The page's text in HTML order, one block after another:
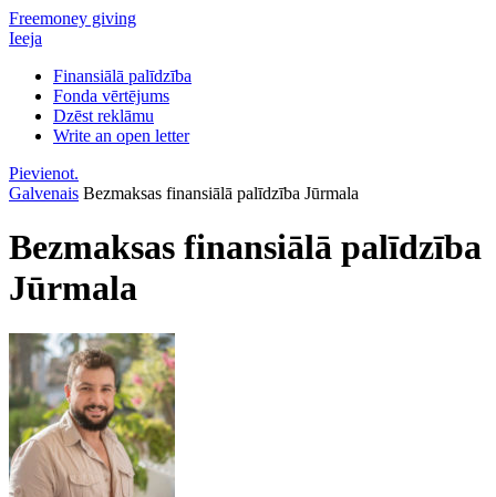
Freemoney giving
Ieeja
Finansiālā palīdzība
Fonda vērtējums
Dzēst reklāmu
Write an open letter
Pievienot.
Galvenais Bezmaksas finansiālā palīdzība Jūrmala
Bezmaksas finansiālā palīdzība
Jūrmala